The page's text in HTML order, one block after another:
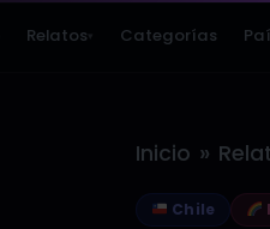
Relatos▾ Categorías
Inicio »
Chile